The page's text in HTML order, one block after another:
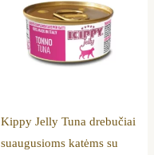
Kippy Jelly Tuna drebučiai
suaugusioms katėms su